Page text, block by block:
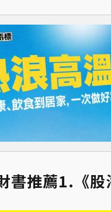
書推薦1.《股